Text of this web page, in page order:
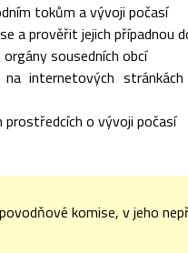
tokům a vývoji počasí
a prověřit jejich případnou
sousedních obcí
internetových
prostředcích o vývoji počasí
komise, v jeho